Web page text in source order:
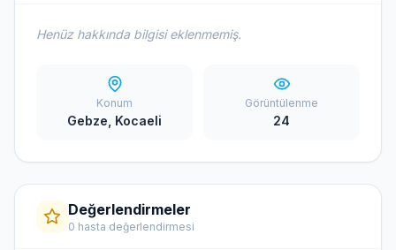
Henüz hakkında bilgisi eklenmemiş.
Konum
Gebze, Kocaeli
Görüntülenme
24
Değerlendirmeler
0 hasta değerlendirmesi